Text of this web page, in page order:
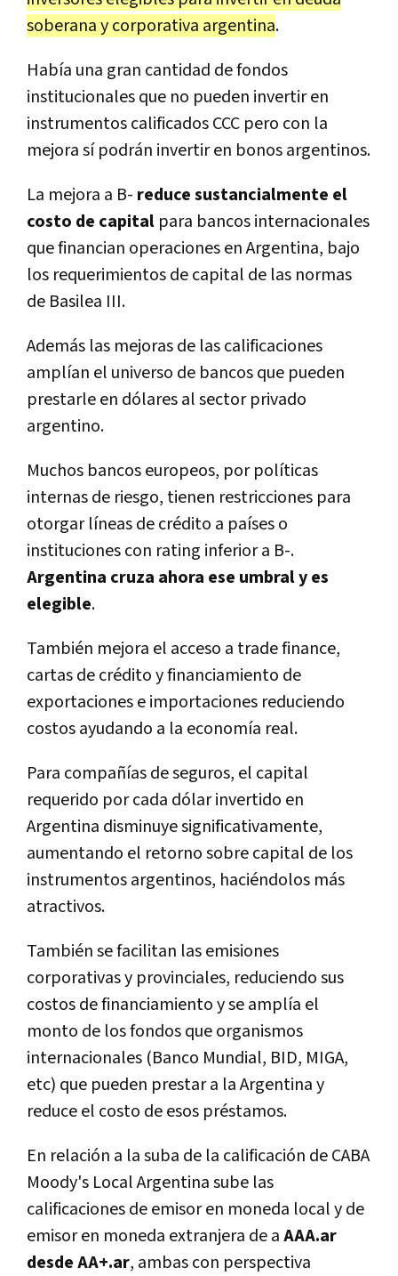
soberana y corporativa argentina.
Había una gran cantidad de fondos
institucionales que no pueden invertir en
instrumentos calificados CCC pero con la
mejora sí podrán invertir en bonos argentinos.
La mejora a B- reduce sustancialmente el
costo de capital para bancos internacionales
que financian operaciones en Argentina, bajo
los requerimientos de capital de las normas
de Basilea III.
Además las mejoras de las calificaciones
amplían el universo de bancos que pueden
prestarle en dólares al sector privado
argentino.
Muchos bancos europeos, por políticas
internas de riesgo, tienen restricciones para
otorgar líneas de crédito a países o
instituciones con rating inferior a B-.
Argentina cruza ahora ese umbral y es
elegible.
También mejora el acceso a trade finance,
cartas de crédito y financiamiento de
exportaciones e importaciones reduciendo
costos ayudando a la economía real.
Para compañías de seguros, el capital
requerido por cada dólar invertido en
Argentina disminuye significativamente,
aumentando el retorno sobre capital de los
instrumentos argentinos, haciéndolos más
atractivos.
También se facilitan las emisiones
corporativas y provinciales, reduciendo sus
costos de financiamiento y se amplía el
monto de los fondos que organismos
internacionales (Banco Mundial, BID, MIGA,
etc) que pueden prestar a la Argentina y
reduce el costo de esos préstamos.
En relación a la suba de la calificación de CABA
Moody's Local Argentina sube las
calificaciones de emisor en moneda local y de
emisor en moneda extranjera de aAAA.ar
desde AA+.ar, ambas con perspectiva